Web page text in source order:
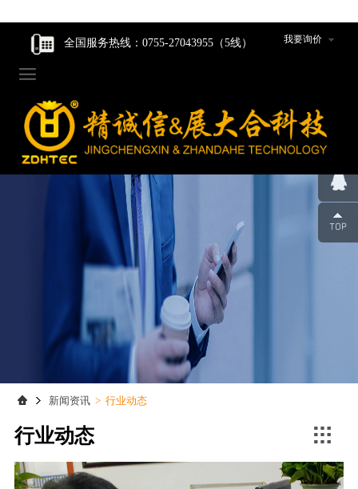
我要询价
全国服务热线：0755-27043955（5线）

走进我们
企业家风
公司简介
组织架构
团队风采
联系我们
走进我们
企业家风
公司简介
组织架构
团队风采
联系我们
智能核心产品
动力产品卷绕组件
数码产品卷绕组件
圆柱产品卷绕组件
裁切组件/裁切刀
冲切组件/冲切刀
圆柱封口组装线模具
辊类型/包胶类型产品
超声波焊机及模具
智能核心产品
动力产品卷绕组件
数码产品卷绕组件
圆柱产品卷绕组件
裁切组件/裁切刀
冲切组件/冲切刀
圆柱封口组装线模具
辊类型/包胶类型产品
超声波焊机及模具
制造中心
工程设计研发
生产设备
组件装配车间
新闻资讯
公司新闻
行业动态
新闻资讯 > 行业动态
行业动态 